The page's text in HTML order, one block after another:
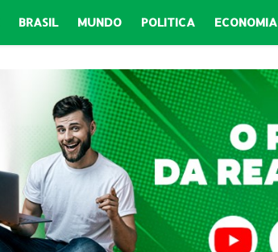
BRASIL MUNDO POLITICA ECONOMIA